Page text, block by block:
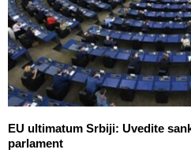
EU ultimatum Srbiji: Uvedite
parlament